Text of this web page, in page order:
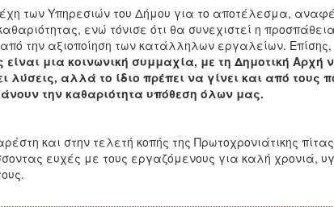
των Υπηρεσιών του Δήμου για το αποτέλεσμα,
ενώ τόνισε ότι θα συνεχιστεί η προσπάθεια
την αξιοποίηση των κατάλληλων εργαλείων. Επίσης,
μια κοινωνική συμμαχία, με τη Δημοτική Αρχή
αλλά το ίδιο πρέπει να γίνει και από τους
την καθαριότητα υπόθεση όλων μας.
και στην τελετή κοπής της Πρωτοχρονιάτικης
ευχές με τους εργαζόμενους για καλή χρονιά,